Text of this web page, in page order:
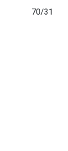
70/31